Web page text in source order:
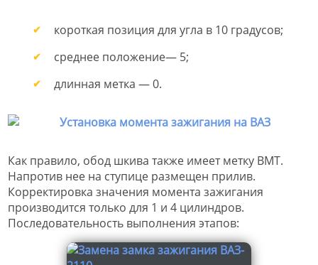
короткая позиция для угла в 10 градусов;
среднее положение— 5;
длинная метка — 0.
Как правило, обод шкива также имеет метку ВМТ.
Напротив нее на ступице размещен прилив.
Корректировка значения момента зажигания
производится только для 1 и 4 цилиндров.
Последовательность выполнения этапов: